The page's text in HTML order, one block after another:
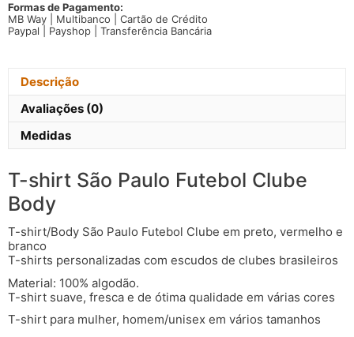
São
Paulo
Criança
Formas de Pagamento:
MB Way | Multibanco | Cartão de Crédito
Paypal | Payshop | Transferência Bancária
Descrição
Avaliações (0)
Medidas
T-shirt São Paulo Futebol Clube
Body
T-shirt/Body São Paulo Futebol Clube em preto, vermelho e
branco
T-shirts personalizadas com escudos de clubes brasileiros
Material: 100% algodão.
T-shirt suave, fresca e de ótima qualidade em várias cores
T-shirt para mulher, homem/unisex em vários tamanhos